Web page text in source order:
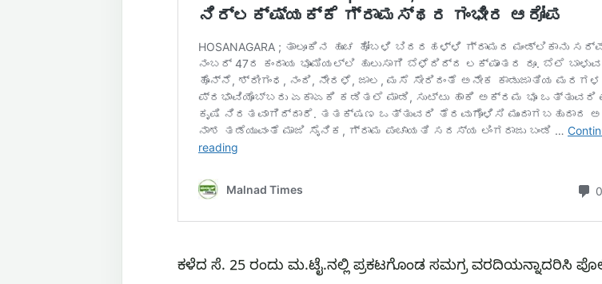
ಕಳೆದ ಸೆ. 25 ರಂದು ಮ.ಟೈ.ನಲ್ಲಿ ಪ್ರಕಟಗೊಂಡ ಸಮಗ್ರ ವರದಿಯನ್ನಾದರಿಸಿ